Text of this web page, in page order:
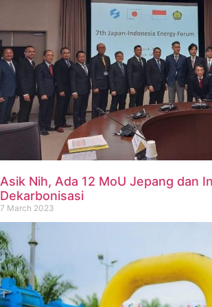
Asik Nih, Ada 12 MoU Jepang dan
Dekarbonisasi
7 March 2023